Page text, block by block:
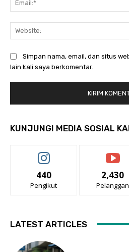
Simpan nama, email, dan situs
lain kali saya berkomentar.
KUNJUNGI MEDIA SOSIAL
440
Pengikut
2,430
Pelanggan
LATEST ARTICLES